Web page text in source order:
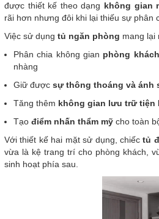
được thiết kế theo dạng không gian
rãi hơn nhưng đôi khi lại thiếu sự phân
Việc sử dụng tủ ngăn phòng mang lại
Phân chia không gian phòng
nhàng
Giữ được sự thông thoáng và ánh
Tăng thêm không gian lưu trữ tiện
Tạo điểm nhấn thẩm mỹ cho toàn
Với thiết kế hai mặt sử dụng, chiếctủ
vừa là kệ trang trí cho phòng khách,
sinh hoạt phía sau.